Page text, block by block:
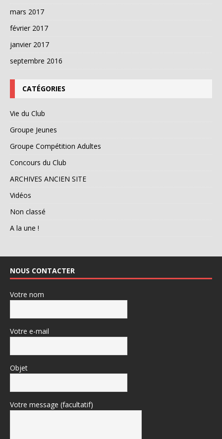
mars 2017
février 2017
janvier 2017
septembre 2016
CATÉGORIES
Vie du Club
Groupe Jeunes
Groupe Compétition Adultes
Concours du Club
ARCHIVES ANCIEN SITE
Vidéos
Non classé
A la une !
NOUS CONTACTER
Votre nom
Votre e-mail
Objet
Votre message (facultatif)